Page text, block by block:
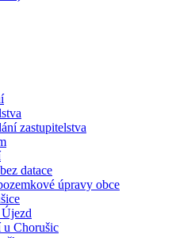
zastupitelstva
datace
úpravy obce
u Chorušic